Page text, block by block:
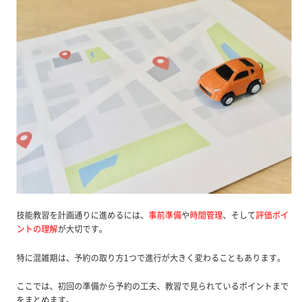
技能教習を計画通りに進めるには、 事前準備や時間管理、そして評価ポイ
ントの理解が大切です。
特に混雑期は、予約の取り方1つで進行が大きく変わることもあります。
ここでは、初回の準備から予約の工夫、教習で見られているポイントまで